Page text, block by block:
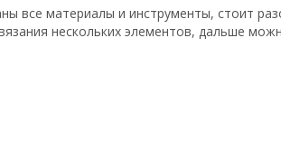
все материалы и инструменты, стоит
нескольких элементов, дальше